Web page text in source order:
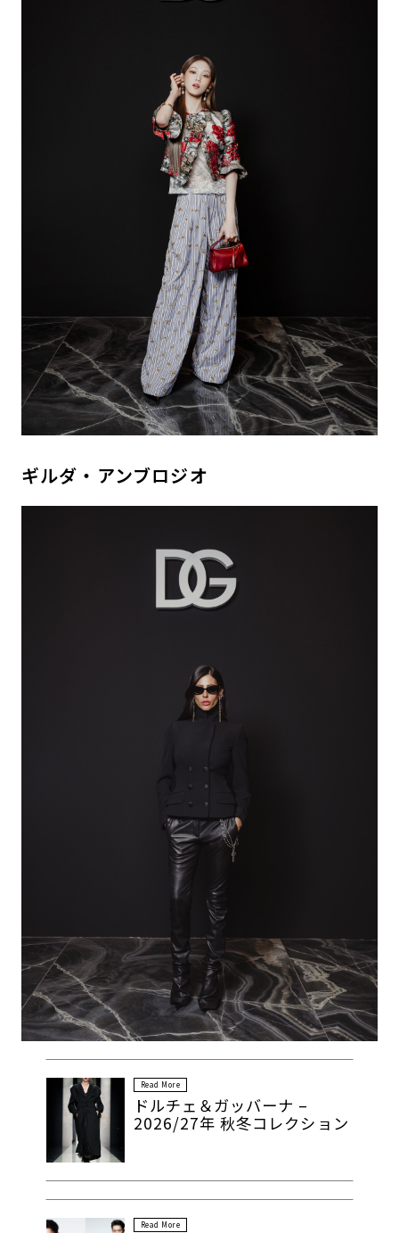
ギルダ・アンブロジオ
Read More
ドルチェ＆ガッバーナ –
2026/27年 秋冬コレクション
Read More